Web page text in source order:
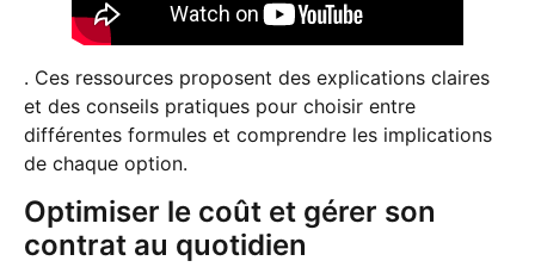
. Ces ressources proposent des explications claires
et des conseils pratiques pour choisir entre
différentes formules et comprendre les implications
de chaque option.
Optimiser le coût et gérer son
contrat au quotidien